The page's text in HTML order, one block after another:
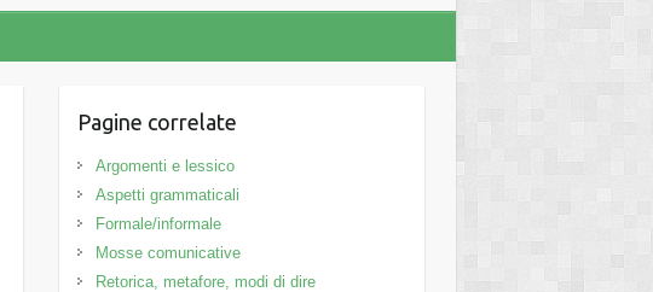
Pagine correlate
Argomenti e lessico
Aspetti grammaticali
Formale/informale
Mosse comunicative
Retorica, metafore, modi di dire